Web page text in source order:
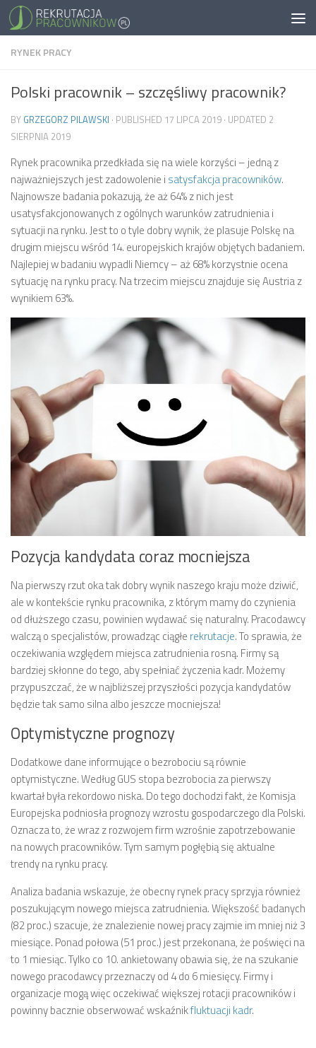
RYNEK PRACY
Polski pracownik – szczęśliwy pracownik?
BY GRZEGORZ PILAWSKI · PUBLISHED 17 LIPCA 2019 · UPDATED 2
SIERPNIA 2019
Rynek pracownika przedkłada się na wiele korzyści – jedną z
najważniejszych jest zadowolenie i satysfakcja pracowników.
Najnowsze badania pokazują, że aż 64% z nich jest
usatysfakcjonowanych z ogólnych warunków zatrudnienia i
sytuacji na rynku. Jest to o tyle dobry wynik, że plasuje Polskę na
drugim miejscu wśród 14. europejskich krajów objętych badaniem.
Najlepiej w badaniu wypadli Niemcy – aż 68% korzystnie ocena
sytuację na rynku pracy. Na trzecim miejscu znajduje się Austria z
wynikiem 63%.
Pozycja kandydata coraz mocniejsza
Na pierwszy rzut oka tak dobry wynik naszego kraju może dziwić,
ale w kontekście rynku pracownika, z którym mamy do czynienia
od dłuższego czasu, powinien wydawać się naturalny. Pracodawcy
walczą o specjalistów, prowadząc ciągłe rekrutacje. To sprawia, że
oczekiwania względem miejsca zatrudnienia rosną. Firmy są
bardziej skłonne do tego, aby spełniać życzenia kadr. Możemy
przypuszczać, że w najbliższej przyszłości pozycja kandydatów
będzie tak samo silna albo jeszcze mocniejsza!
Optymistyczne prognozy
Dodatkowe dane informujące o bezrobociu są równie
optymistyczne. Według GUS stopa bezrobocia za pierwszy
kwartał była rekordowo niska. Do tego dochodzi fakt, że Komisja
Europejska podniosła prognozy wzrostu gospodarczego dla Polski.
Oznacza to, że wraz z rozwojem firm wzrośnie zapotrzebowanie
na nowych pracowników. Tym samym pogłębią się aktualne
trendy na rynku pracy.
Analiza badania wskazuje, że obecny rynek pracy sprzyja również
poszukującym nowego miejsca zatrudnienia. Większość badanych
(82 proc.) szacuje, że znalezienie nowej pracy zajmie im mniej niż 3
miesiące. Ponad połowa (51 proc.) jest przekonana, że poświęci na
to 1 miesiąc. Tylko co 10. ankietowany obawia się, że na szukanie
nowego pracodawcy przeznaczy od 4 do 6 miesięcy. Firmy i
organizacje mogą więc oczekiwać większej rotacji pracowników i
powinny bacznie obserwować wskaźnikfluktuacji kadr.